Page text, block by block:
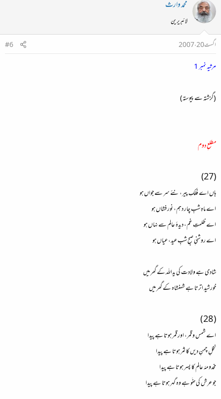
محمد وارث
لائبریرین
اگست 20، 2007
#6
مرثیہ نمبر 1
(گزشتہ سے پیوستہ)
مطلعِ دوم
(27)
ہاں اے فلکِ پیر، نئے سر سے جواں ہو
اے ماہِ شبِ چار دہم، نور فشاں ہو
اے ظلمتِ غم، دیدۂ عالم سے نہاں ہو
اے روشنیِ صبحِ شبِ عید، عیاں ہو
شادی ہے ولادت کی یداللہ کے گھر میں
خورشید اترتا ہے شہنشاہ کے گھر میں
( 28 )
اے شمس و قمر، اور قمر ہوتا ہے پیدا
نخلِ چمنِ دیں کا ثمر ہوتا ہے پیدا
مخدومۂ عالم کا پسر ہوتا ہے پیدا
جو عرش کی ضَو ہے وہ گہر ہوتا ہے پیدا